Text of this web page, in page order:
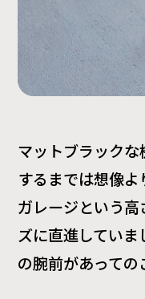
マットブラック
するまでは想像
ガレージという
ズに直進してい
の腕前があっての